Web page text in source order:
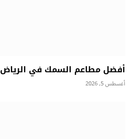
أفضل مطاعم السمك في الرياض
أغسطس 5, 2026